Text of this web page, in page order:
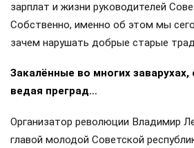
зарплат и жизни руководителей
Собственно, именно об этом мы
зачем нарушать добрые старые
Закалённые во многих заварухах,
ведая преград…
Организатор революции Владимир
главой молодой Советской